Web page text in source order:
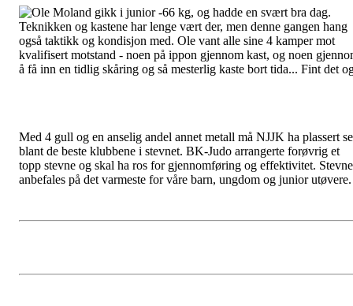
Ole Moland gikk i junior -66 kg, og hadde en svært bra dag.
Teknikken og kastene har lenge vært der, men denne gangen hang
også taktikk og kondisjon med. Ole vant alle sine 4 kamper mot
kvalifisert motstand - noen på ippon gjennom kast, og noen
å få inn en tidlig skåring og så mesterlig kaste bort tida... Fint det
Med 4 gull og en anselig andel annet metall må NJJK ha plassert
blant de beste klubbene i stevnet. BK-Judo arrangerte forøvrig et
topp stevne og skal ha ros for gjennomføring og effektivitet.
anbefales på det varmeste for våre barn, ungdom og junior utøvere.